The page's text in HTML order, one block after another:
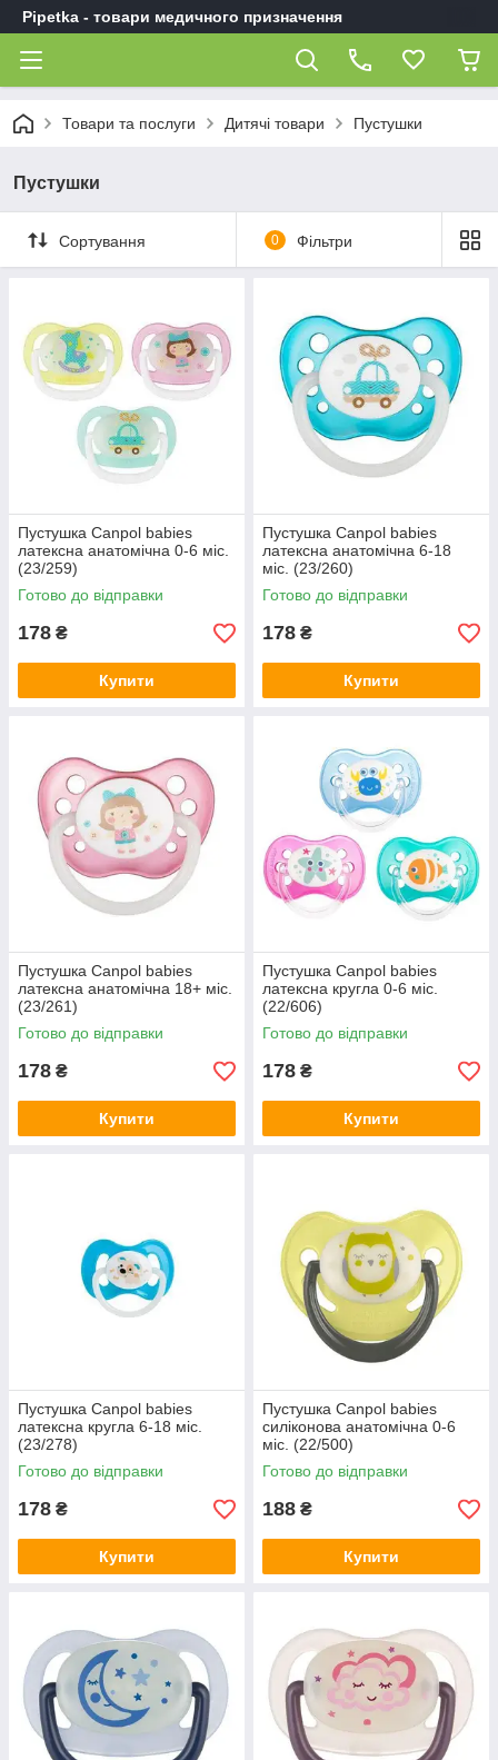
Pipetka - товари медичного призначення
Товари та послуги Дитячі товари Пустушки
Пустушки
Сортування 0 Фільтри
Пустушка Canpol babies
латексна анатомічна 0-6 міс.
(23/259)
Готово до відправки
178 ₴
Купити
Пустушка Canpol babies
латексна анатомічна 6-18
міс. (23/260)
Готово до відправки
178 ₴
Купити
Пустушка Canpol babies
латексна анатомічна 18+ міс.
(23/261)
Готово до відправки
178 ₴
Купити
Пустушка Canpol babies
латексна кругла 0-6 міс.
(22/606)
Готово до відправки
178 ₴
Купити
Пустушка Canpol babies
латексна кругла 6-18 міс.
(23/278)
Готово до відправки
178 ₴
Купити
Пустушка Canpol babies
силіконова анатомічна 0-6
міс. (22/500)
Готово до відправки
188 ₴
Купити